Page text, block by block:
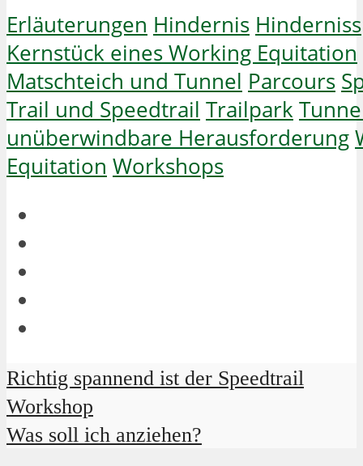
Erläuterungen Hindernis Hinderniss
Kernstück eines Working Equitation
Matschteich und Tunnel Parcours
Trail und Speedtrail Trailpark
unüberwindbare Herausforderung
Equitation Workshops
Richtig spannend ist der Speedtrail
Workshop
Was soll ich anziehen?